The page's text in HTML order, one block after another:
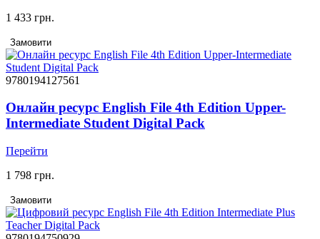
1 433 грн.
Замовити
9780194127561
Онлайн ресурс English File 4th Edition Upper-
Intermediate Student Digital Pack
Перейти
1 798 грн.
Замовити